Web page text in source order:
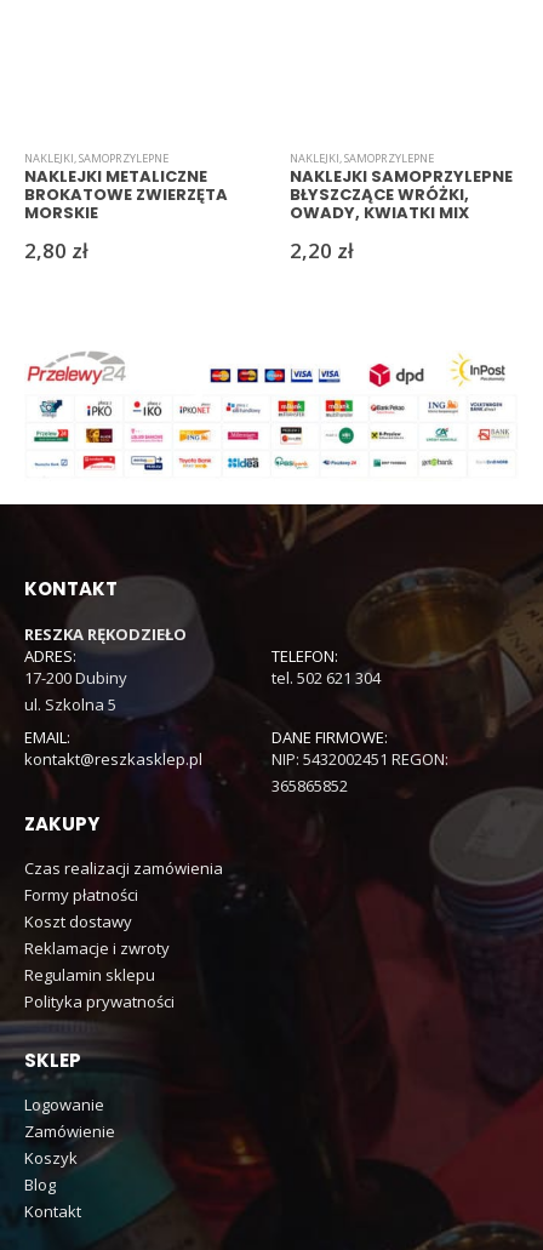
NAKLEJKI,SAMOPRZYLEPNE
NAKLEJKI METALICZNE
BROKATOWE ZWIERZĘTA
MORSKIE
2,80 zł
NAKLEJKI,SAMOPRZYLEPNE
NAKLEJKI SAMOPRZYLEPNE
BŁYSZCZĄCE WRÓŻKI,
OWADY, KWIATKI MIX
2,20 zł
KONTAKT
RESZKA RĘKODZIEŁO
ADRES:
17-200 Dubiny
ul. Szkolna 5
TELEFON:
tel. 502 621 304
EMAIL:
kontakt@reszkasklep.pl
DANE FIRMOWE:
NIP: 5432002451 REGON:
365865852
ZAKUPY
Czas realizacji zamówienia
Formy płatności
Koszt dostawy
Reklamacje i zwroty
Regulamin sklepu
Polityka prywatności
SKLEP
Logowanie
Zamówienie
Koszyk
Blog
Kontakt